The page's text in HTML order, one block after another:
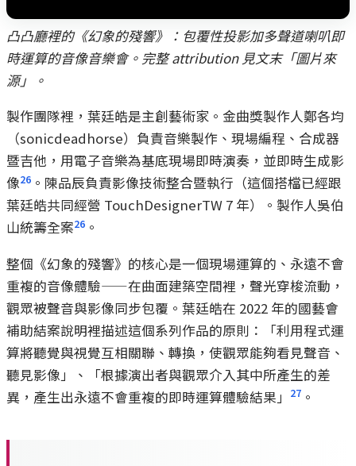
凸凸廳裡的《幻象的殘響》：包覆性投影加多聲道喇叭即
時運算的音像音樂會。完整 attribution 見文末「圖片來
源」。
製作團隊裡，葉廷皓是主創藝術家。金曲獎製作人鄭各均
（sonicdeadhorse）負責音樂製作、現場編程、合成器
暨吉他，用電子音樂為基底現場即時演奏，並即時生成影
像26 。陳品辰負責影像技術整合暨執行（這個搭檔已經跟
葉廷皓共同經營 TouchDesignerTW 7 年）。製作人吳伯
山統籌全案26 。
整個《幻象的殘響》的核心是一個現場運算的、永遠不會
重複的音像體驗——在曲面建築空間裡，聲光穿梭流動，
觀眾被聲音與影像同步包覆。葉廷皓在 2022 年的國藝會
補助結案說明裡描述這個系列作品的原則：「利用程式運
算將聽覺與視覺互相關聯、轉換，使觀眾能夠看見聲音、
聽見影像」、「根據演出者與觀眾介入其中所產生的差
異，產生出永遠不會重複的即時運算體驗結果」
27 。